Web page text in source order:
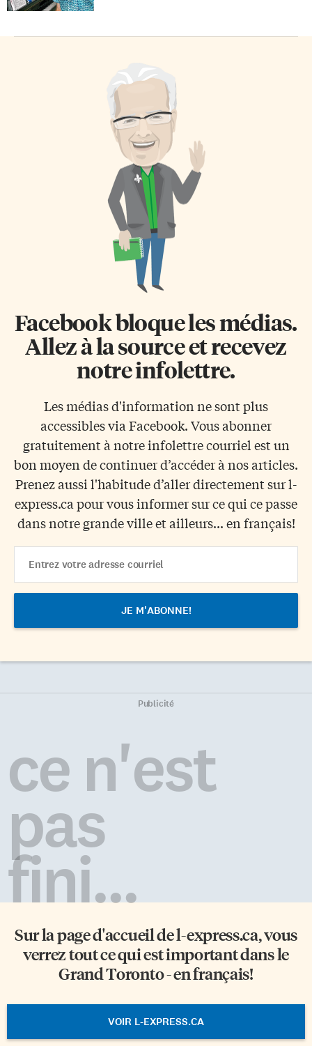
Facebook bloque les médias.
Allez à la source et recevez
notre infolettre.
Les médias d'information ne sont plus
accessibles via Facebook. Vous abonner
gratuitement à notre infolettre courriel est un
bon moyen de continuer d’accéder à nos articles.
Prenez aussi l'habitude d’aller directement sur l-
express.ca pour vous informer sur ce qui ce passe
dans notre grande ville et ailleurs... en français!
Address
Publicité
ce n'est
pas
fini...
Sur la page d'accueil del-express.ca, vous
verrez tout ce qui est important dans le
Grand Toronto - en français!
VOIR L-EXPRESS.CA